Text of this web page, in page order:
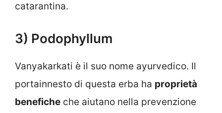
catarantina.
3) Podophyllum
Vanyakarkati è il suo nome ayurvedico. Il
portainnesto di questa erba ha proprietà
benefiche che aiutano nella prevenzione